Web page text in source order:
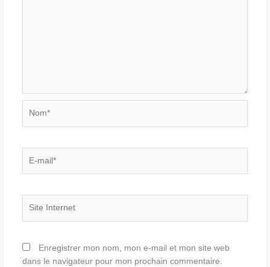
mail*
Enregistrer mon nom, mon e-mail et mon site web
dans le navigateur pour mon prochain commentaire.